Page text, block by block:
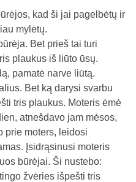
kad ši jai pagelbėtų ir
mylėtų.
Bet prieš tai turi
plaukus iš liūto ūsų.
pamatė narve liūtą.
Bet ką darysi svarbu
tris plaukus. Moteris ėmė
atnešdavo jam mėsos,
prie moters, leidosi
Įsidrąsinusi moteris
būrėjai. Ši nustebo:
žvėries išpešti tris